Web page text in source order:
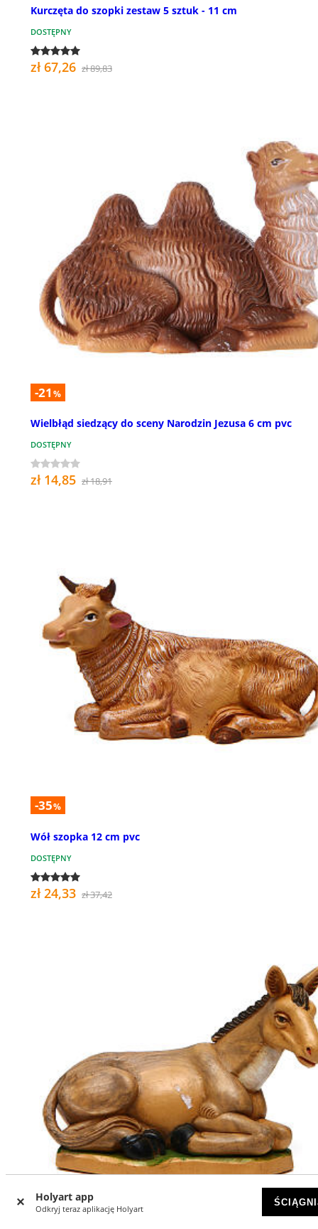
Holyart app
Odkryj teraz aplikację Holyart
Kurczęta do szopki zestaw 5 sztuk - 11 cm
DOSTĘPNY
zł 67,26 zł 89,83
-21 %
Wielbłąd siedzący do sceny Narodzin Jezusa 6 cm pvc
DOSTĘPNY
zł 14,85 zł 18,91
-35%
Wół szopka 12 cm pvc
DOSTĘPNY
zł 24,33 zł 37,42